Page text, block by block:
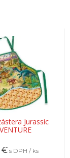
Jurassic
€ s DPH / ks